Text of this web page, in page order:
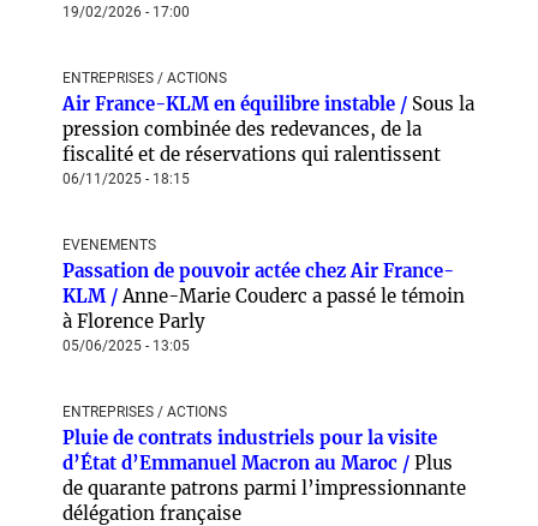
19/02/2026 - 17:00
ENTREPRISES / ACTIONS
Air France-KLM en équilibre instable / Sous la
pression combinée des redevances, de la
fiscalité et de réservations qui ralentissent
06/11/2025 - 18:15
EVENEMENTS
Passation de pouvoir actée chez Air France-
KLM /Anne-Marie Couderc a passé le témoin
à Florence Parly
05/06/2025 - 13:05
ENTREPRISES / ACTIONS
Pluie de contrats industriels pour la visite
d’État d’Emmanuel Macron au Maroc / Plus
de quarante patrons parmi l’impressionnante
délégation française